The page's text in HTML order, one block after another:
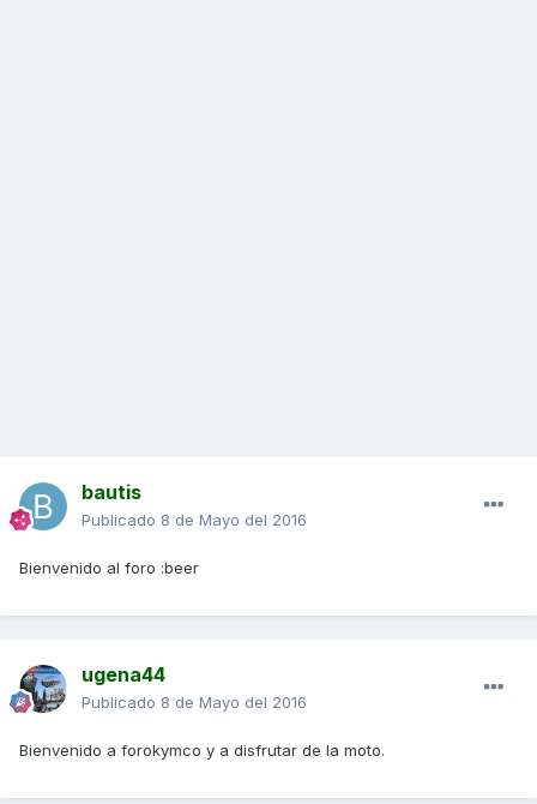
bautis
Publicado 8 de Mayo del 2016
Bienvenido al foro :beer
ugena44
Publicado 8 de Mayo del 2016
Bienvenido a forokymco y a disfrutar de la moto.